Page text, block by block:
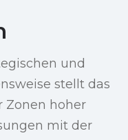
und
stellt das
Zonen hoher
mit der